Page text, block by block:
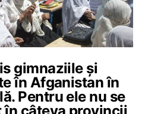
gimnaziile și
în Afganistan în
Pentru ele nu se